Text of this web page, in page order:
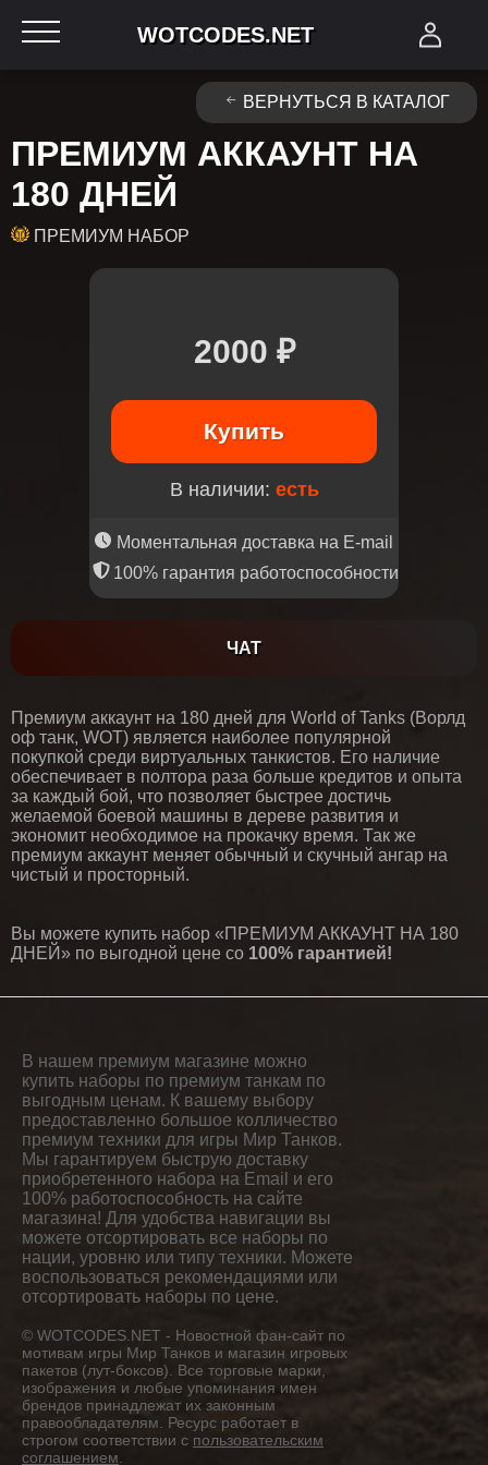
WOTCODES.NET
ВЕРНУТЬСЯ В КАТАЛОГ
ПРЕМИУМ АККАУНТ НА
180 ДНЕЙ
ПРЕМИУМ НАБОР
2000 ₽
Купить
В наличии: есть
Моментальная доставка на E-mail
100% гарантия работоспособности
ЧАТ
Премиум аккаунт на 180 дней для World of Tanks (Ворлд
оф танк, WOT) является наиболее популярной
покупкой среди виртуальных танкистов. Его наличие
обеспечивает в полтора раза больше кредитов и опыта
за каждый бой, что позволяет быстрее достичь
желаемой боевой машины в дереве развития и
экономит необходимое на прокачку время. Так же
премиум аккаунт меняет обычный и скучный ангар на
чистый и просторный.
Вы можете купить набор «ПРЕМИУМ АККАУНТ НА 180
ДНЕЙ» по выгодной цене со 100% гарантией!
В нашем премиум магазине можно
купить наборы по премиум танкам по
выгодным ценам. К вашему выбору
предоставленно большое колличество
премиум техники для игры Мир Танков.
Мы гарантируем быструю доставку
приобретенного набора на Email и его
100% работоспособность на сайте
магазина! Для удобства навигации вы
можете отсортировать все наборы по
нации, уровню или типу техники. Можете
воспользоваться рекомендациями или
отсортировать наборы по цене.
© WOTCODES.NET - Новостной фан-сайт по
мотивам игры Мир Танков и магазин игровых
пакетов (лут-боксов). Все торговые марки,
изображения и любые упоминания имен
брендов принадлежат их законным
правообладателям. Ресурс работает в
строгом соответствии с пользовательским
соглашением